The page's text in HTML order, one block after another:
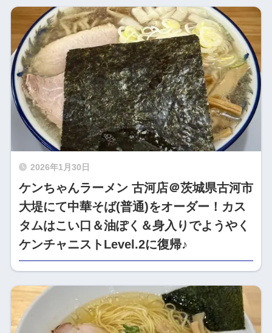
2026年1月30日
ケンちゃんラーメン 古河店＠茨城県古河市
大堤にて中華そば(普通)をオーダー！カス
タムはこい口＆油ぽく＆身入りでようやく
ケンチャニストLevel.2に復帰♪